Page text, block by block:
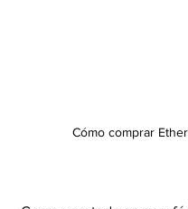
Cómo comprar